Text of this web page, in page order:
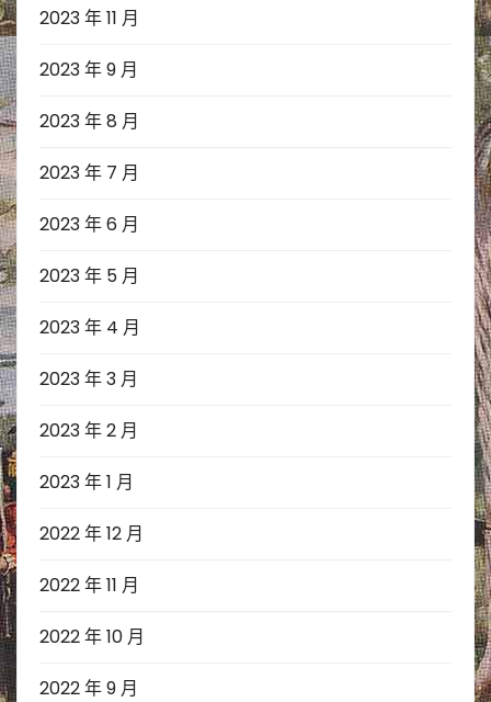
2023 年 11 月
2023 年 9 月
2023 年 8 月
2023 年 7 月
2023 年 6 月
2023 年 5 月
2023 年 4 月
2023 年 3 月
2023 年 2 月
2023 年 1 月
2022 年 12 月
2022 年 11 月
2022 年 10 月
2022 年 9 月